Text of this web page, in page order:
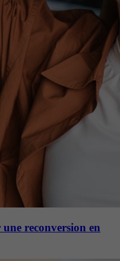
reconversion en